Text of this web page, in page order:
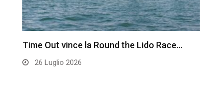
Time Out vince la Round the Lido Race…
26 Luglio 2026